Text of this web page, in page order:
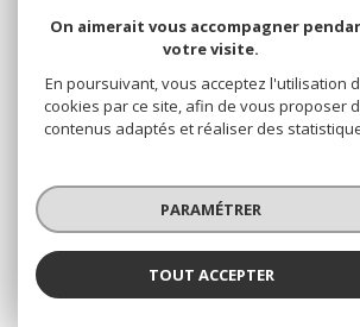
SE CONNECTER
Nos honoraires Avignon
Nos
Nos partenaires
On aimerait vous accompagner
votre visite.
En poursuivant, vous acceptez l'utilisation
cookies par ce site, afin de vous proposer
contenus adaptés et réaliser des
PARAMÉTRER
TOUT ACCEPTER